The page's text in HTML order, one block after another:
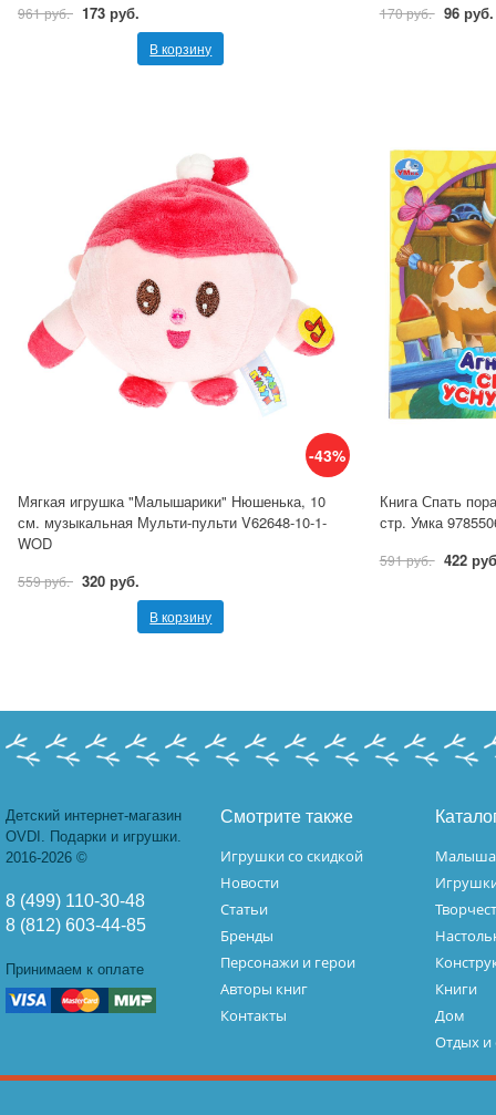
961 руб. 173 руб.
В корзину
170 руб. 96 руб.
-43%
Мягкая игрушка "Малышарики" Нюшенька, 10
см. музыкальная Мульти-пульти V62648-10-1-
WOD
559 руб. 320 руб.
В корзину
Книга Спать
стр. Умка
591 руб. 422
Детский интернет-магазин
OVDI. Подарки и игрушки.
2016-2026 ©
8 (499) 110-30-48
8 (812) 603-44-85
Принимаем к оплате
Смотрите также
Игрушки со скидкой
Новости
Статьи
Бренды
Персонажи и герои
Авторы книг
Контакты
Книги
Дом
Отдых и